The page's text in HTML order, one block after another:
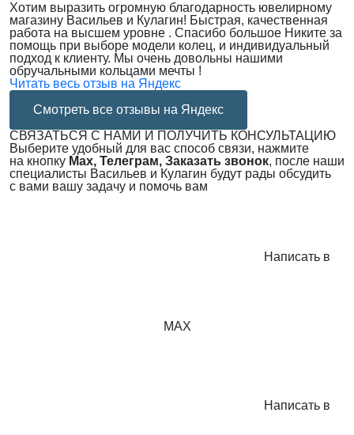
Хотим выразить огромную благодарность ювелирному
магазину Васильев и Кулагин! Быстрая, качественная
работа на высшем уровне . Спасибо большое Никите за
помощь при выборе модели колец, и индивидуальный
подход к клиенту. Мы очень довольны нашими
обручальными кольцами мечты !
Читать весь отзыв на Яндекс
Смотреть все отзывы на Яндекс
СВЯЗАТЬСЯ С НАМИ И ПОЛУЧИТЬ КОНСУЛЬТАЦИЮ
Выберите удобный для вас способ связи, нажмите
на кнопку Max, Телеграм, Заказать звонок, после наши
специалисты Васильев и Кулагин будут рады обсудить
с вами вашу задачу и помочь вам
Написать в
MAX
Написать в